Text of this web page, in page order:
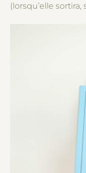
(lorsqu’elle sortira,